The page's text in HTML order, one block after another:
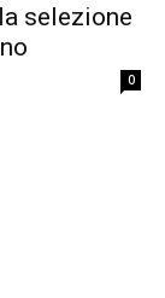
selezione
0